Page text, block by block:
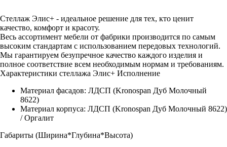
Стеллаж Элис+ - идеальное решение для тех, кто ценит
качество, комфорт и красоту.
Весь ассортимент мебели от фабрики производится по самым
высоким стандартам с использованием передовых технологий.
Мы гарантируем безупречное качество каждого изделия и
полное соответствие всем необходимым нормам и требованиям.
Характеристики стеллажа Элис+ Исполнение
Материал фасадов: ЛДСП (Kronospan Дуб Молочный
8622)
Материал корпуса: ЛДСП (Kronospan Дуб Молочный 8622)
/ Оргалит
Габариты (Ширина*Глубина*Высота)